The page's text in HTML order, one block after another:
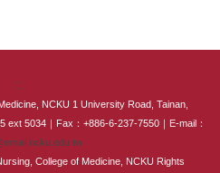
:::
NCKU 1 University Road, Tainan,
ext 5034｜Fax：+886-6-237-7550｜E-mail：
College of Medicine, NCKU Rights